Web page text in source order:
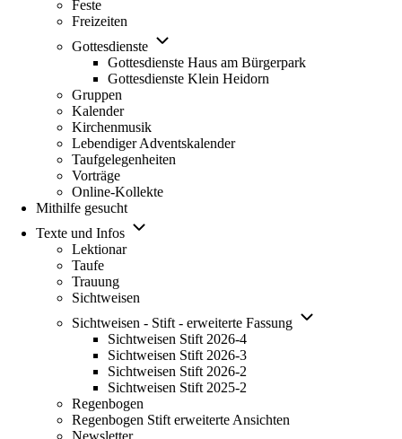
Feste
Freizeiten
Gottesdienste
Unternavigation von Gottesdienste
Gottesdienste Haus am Bürgerpark
Gottesdienste Klein Heidorn
Gruppen
Kalender
Kirchenmusik
Lebendiger Adventskalender
Taufgelegenheiten
Vorträge
Online-Kollekte
Mithilfe gesucht
Texte und Infos
Unternavigation von Texte und Infos
Lektionar
Taufe
Trauung
Sichtweisen
Sichtweisen - Stift - erweiterte Fassung
Unternavigation
Sichtweisen Stift 2026-4
Sichtweisen Stift 2026-3
Sichtweisen Stift 2026-2
Sichtweisen Stift 2025-2
Regenbogen
Regenbogen Stift erweiterte Ansichten
Newsletter